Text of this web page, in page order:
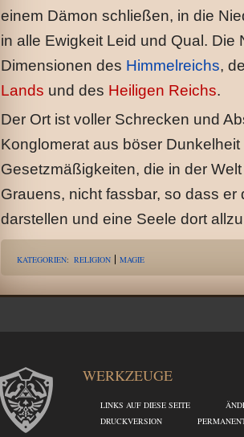
einem Dämon schließen, in die
in alle Ewigkeit Leid und Qual.
Dimensionen des Himmelreichs,
Lands und des Heiligen Reichs.
Der Ort ist voller Schrecken und
Konglomerat aus böser
Gesetzmäßigkeiten, die in der
Grauens, nicht fassbar, so dass
darstellen und eine Seele dort
KATEGORIEN: RELIGION MAGIE
WERKZEUGE
LINKS AUF DIESE SEITE
DRUCKVERSION